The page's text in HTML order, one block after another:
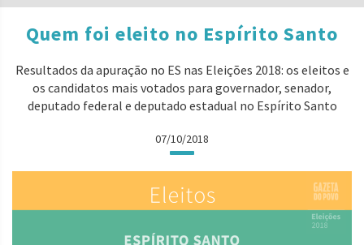
Quem foi eleito no Espírito Santo
Resultados da apuração no ES nas Eleições 2018: os eleitos e
os candidatos mais votados para governador, senador,
deputado federal e deputado estadual no Espírito Santo
07/10/2018